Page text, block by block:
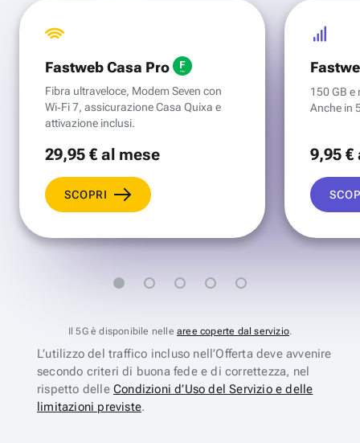
Fastweb Casa Pro
Fibra ultraveloce, Modem Seven con
Wi‑Fi 7, assicurazione Casa Quixa e
attivazione inclusi.
29,95 €al mese
SCOPRI
150 GB e
Anche in
9,95 €
Il 5G è disponibile nelle aree coperte dal servizio.
L’utilizzo del traffico incluso nell’Offerta deve avvenire
secondo criteri di buona fede e di correttezza, nel
rispetto delle Condizioni d’Uso del Servizio e delle
limitazioni previste.